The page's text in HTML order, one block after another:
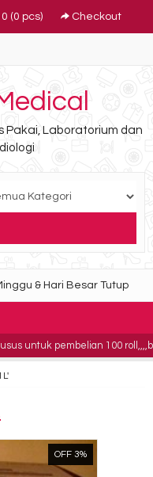
0 (0 pcs) Checkout
Pakai, Laboratorium dan
& Hari Besar Tutup
untuk pembelian 100
OFF 3%